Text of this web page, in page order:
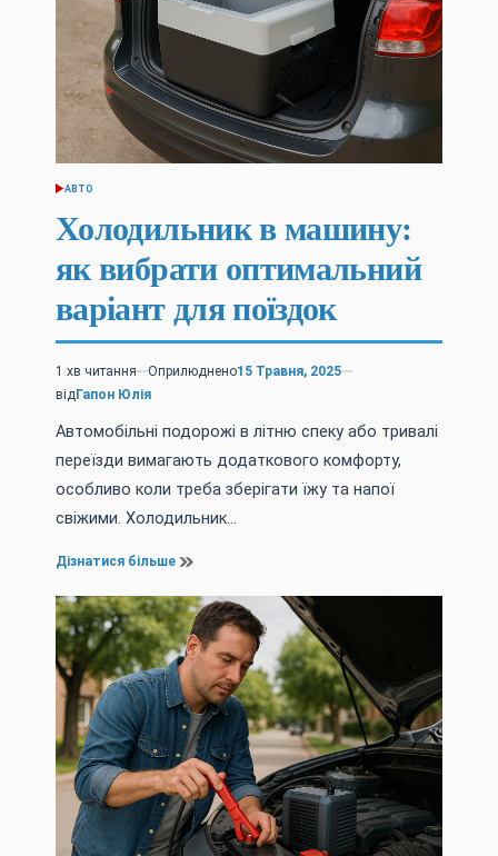
ОПУБЛІКУВАТИ
АВТО
Холодильник в машину:
як вибрати оптимальний
варіант для поїздок
Орієнтовний
час
читання
1 хв читання Оприлюднено15 Травня, 2025
відГапон Юлія
Автомобільні подорожі в літню спеку або тривалі
переїзди вимагають додаткового комфорту,
особливо коли треба зберігати їжу та напої
свіжими. Холодильник…
Дізнатися більше